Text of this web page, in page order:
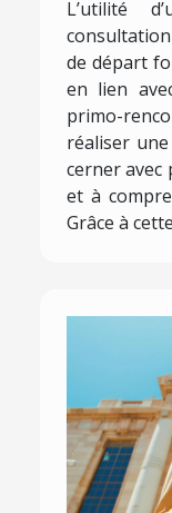
L’utilité
de départ
en lien
primo-
réaliser
cerner avec
et à
Grâce à